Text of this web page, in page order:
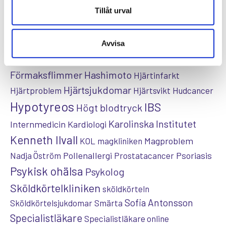
Tillåt urval
Avvisa
Den nya vården Depression
Diabetes typ 2Dietist e-hälsa
Förmaksflimmer Hashimoto Hjärtinfarkt
Hjärtproblem Hjärtsjukdomar Hjärtsvikt Hudcancer
Hypotyreos Högt blodtryck IBS
Internmedicin Kardiologi Karolinska Institutet
Kenneth Ilvall KOL magkliniken Magproblem
Nadja Öström Pollenallergi Prostatacancer Psoriasis
Psykisk ohälsa Psykolog
Sköldkörtelkliniken sköldkörteln
Sköldkörtelsjukdomar Smärta Sofia Antonsson
Specialistläkare Specialistläkare online